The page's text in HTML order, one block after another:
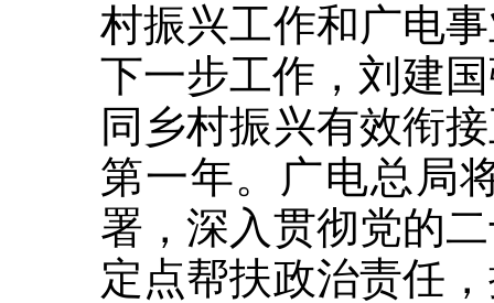
村振兴工作和广电
下一步工作，刘建
同乡村振兴有效衔
第一年。广电总局
署，深入贯彻党的
定点帮扶政治责任